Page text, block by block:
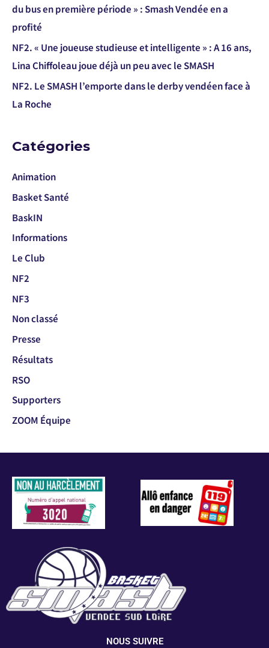
du bus en première période » : Smash Vendée en a
profité
NF2. « Une joueuse studieuse et intelligente » : A 16 ans,
Lina Chiffoleau joue déjà un peu avec le SMASH
NF2. Le SMASH l’emporte dans le derby vendéen face à
La Roche
Catégories
Animation
Basket Santé
BaskIN
Informations
Le Club
NF2
NF3
Non classé
Presse
Résultats
RSO
Supporters
ZOOM Équipe
NOUS SUIVRE